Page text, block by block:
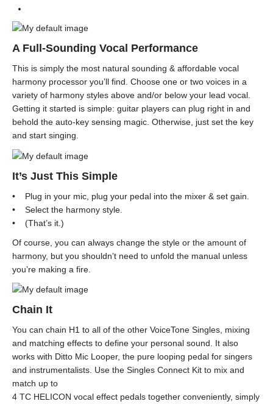
A Full-Sounding Vocal Performance
This is simply the most natural sounding & affordable vocal
harmony processor you’ll find. Choose one or two voices in a
variety of harmony styles above and/or below your lead vocal.
Getting it started is simple: guitar players can plug right in and
behold the auto-key sensing magic. Otherwise, just set the key
and start singing.
It’s Just This Simple
• Plug in your mic, plug your pedal into the mixer & set gain.
• Select the harmony style.
• (That’s it.)
Of course, you can always change the style or the amount of
harmony, but you shouldn’t need to unfold the manual unless
you’re making a fire.
Chain It
You can chain H1 to all of the other VoiceTone Singles, mixing
and matching effects to define your personal sound. It also
works with Ditto Mic Looper, the pure looping pedal for singers
and instrumentalists. Use the Singles Connect Kit to mix and
match up to
4 TC HELICON vocal effect pedals together conveniently, simply